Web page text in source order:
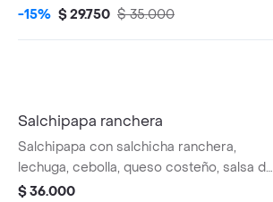
salsa de la casa
-15% $ 29.750 $ 35.000
Salchipapa ranchera
Salchipapa con salchicha ranchera,
lechuga, cebolla, queso costeño, salsa de
la casa y tártara.
$ 36.000